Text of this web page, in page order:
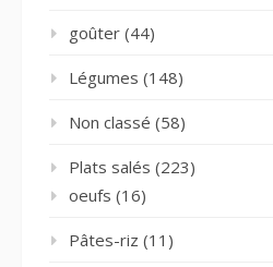
goûter (44)
Légumes (148)
Non classé (58)
Plats salés (223)
oeufs (16)
Pâtes-riz (11)